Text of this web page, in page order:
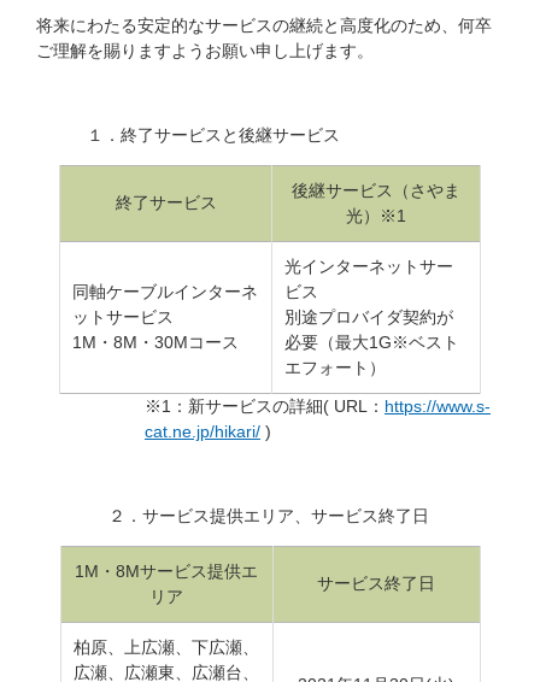
将来にわたる安定的なサービスの継続と高度化のため、何卒
ご理解を賜りますようお願い申し上げます。
１．終了サービスと後継サービス
終了サービス
後継サービス（さやま
光）※1
同軸ケーブルインターネ
ットサービス
1M ・ 8M ・ 30Mコース
光インターネットサー
ビス
別途プロバイダ契約が
必要（最大1G※ベスト
エフォート）
※1 ：新サービスの詳細( URL ： https://www.s-
cat.ne.jp/hikari/ )
２．サービス提供エリア、サービス終了日
1M・ 8Mサービス提供エ
リア
サービス終了日
柏原、上広瀬、下広瀬、
広瀬、広瀬東、広瀬台、